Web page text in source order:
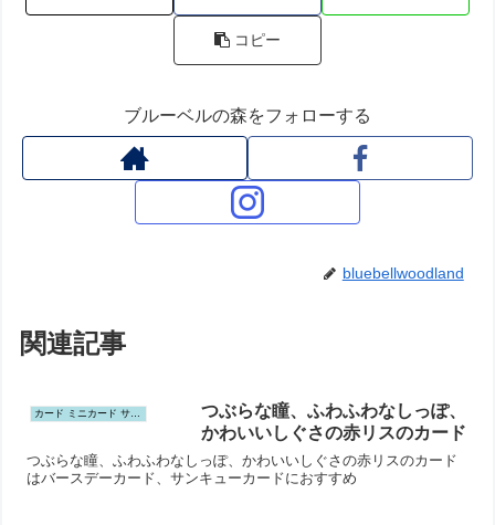
コピー
ブルーベルの森をフォローする
bluebellwoodland
関連記事
カード ミニカード サンキューカード ポストカード
つぶらな瞳、ふわふわなしっぽ、
かわいいしぐさの赤リスのカード
つぶらな瞳、ふわふわなしっぽ、かわいいしぐさの赤リスのカード
はバースデーカード、サンキューカードにおすすめ